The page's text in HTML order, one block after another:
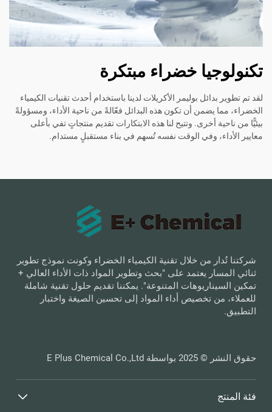
تكنولوجيا خضراء مبتكرة
لقد تم تطوير بدائل بوليمر الأكريلات لدينا باستخدام أحدث تقنيات الكيمياء
الخضراء، مما يضمن أن تكون هذه البدائل فعّالةً من ناحية الأداء، ومسؤولةً
بيئيًّا من ناحية أخرى. وتتيح لنا هذه الابتكارات تقديم منتجاتٍ تفي بأعلى
معايير الأداء، وفي الوقت نفسه تُسهم في بناء مستقبلٍ مستدام.
شركتنا تُدار من خلال تقنية الكيمياء الخضراء وكونت نموذج تطوير
ثنائي المسار يعتمد على "بحث وتطوير المواد ذات الأداء العالي +
تمكين السيناريوهات المتنوعة". يمكننا تقديم حلول تقنية شاملة
للعملاء، من تخصيص أداء المواد إلى تحسين الصيغة واختبار
التطبيق.
حقوق النشر © 2025 بواسطة E Plus Chemical Co.,Ltd
فئة المنتج